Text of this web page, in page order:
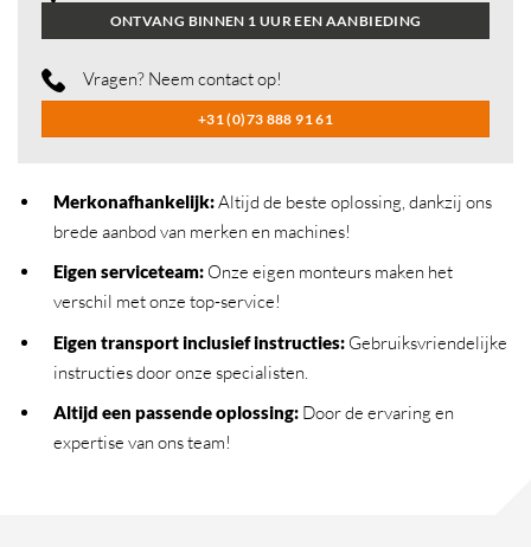
ONTVANG BINNEN 1 UUR EEN AANBIEDING
Vragen? Neem contact op!
+31 (0)73 888 91 61
Merkonafhankelijk:Altijd de beste oplossing, dankzij ons
brede aanbod van merken en machines!
Eigen serviceteam:Onze eigen monteurs maken het
verschil met onze top-service!
Eigen transport inclusief instructies:Gebruiksvriendelijke
instructies door onze specialisten.
Altijd een passende oplossing:Door de ervaring en
expertise van ons team!